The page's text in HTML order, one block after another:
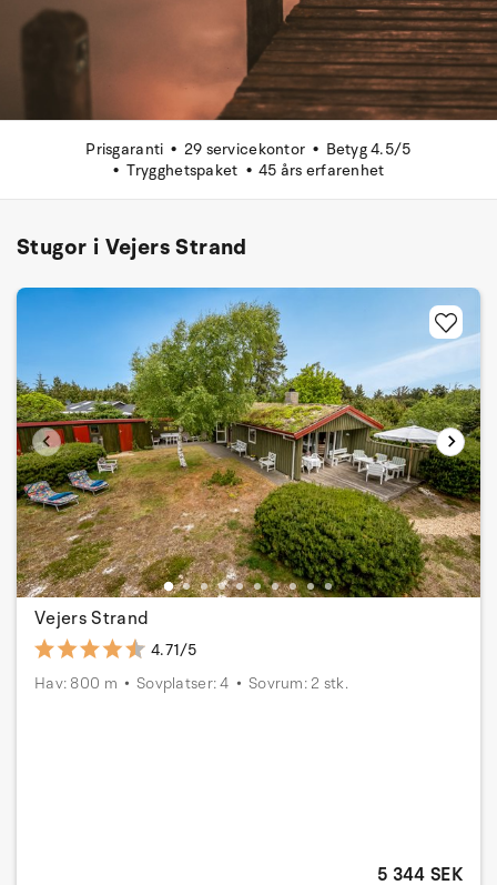
Prisgaranti 29 servicekontor
Betyg 4.5/5
Trygghetspaket
45 års erfarenhet
Stugor i Vejers Strand
Vejers Strand
4.71/5
Hav: 800 m
Sovplatser: 4 Sovrum: 2 stk.
5 344 SEK